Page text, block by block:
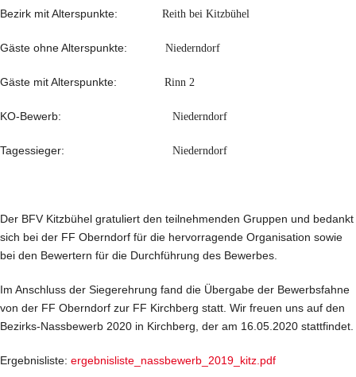
Bezirk mit Alterspunkte: Reith bei Kitzbühel
Gäste ohne Alterspunkte: Niederndorf
Gäste mit Alterspunkte: Rinn 2
KO-Bewerb: Niederndorf
Tagessieger: Niederndorf
Der BFV Kitzbühel gratuliert den teilnehmenden Gruppen und bedankt
sich bei der FF Oberndorf für die hervorragende Organisation sowie
bei den Bewertern für die Durchführung des Bewerbes.
Im Anschluss der Siegerehrung fand die Übergabe der Bewerbsfahne
von der FF Oberndorf zur FF Kirchberg statt. Wir freuen uns auf den
Bezirks-Nassbewerb 2020 in Kirchberg, der am 16.05.2020 stattfindet.
Ergebnisliste: ergebnisliste_nassbewerb_2019_kitz.pdf